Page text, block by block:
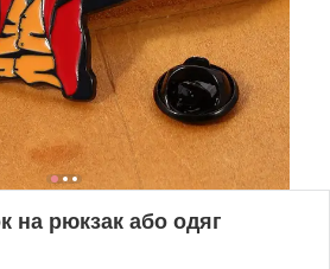
на рюкзак або одяг